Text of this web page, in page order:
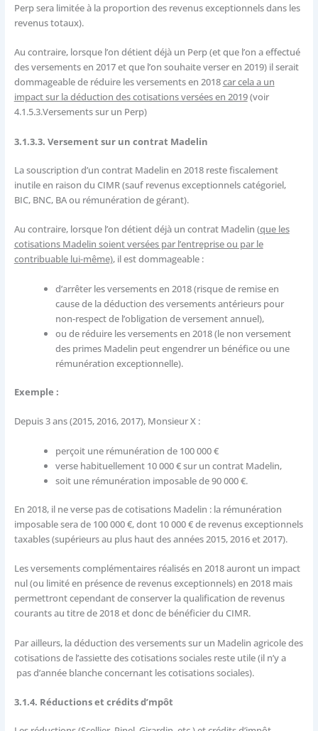
Perp sera limitée à la proportion des revenus exceptionnels dans les
revenus totaux).
Au contraire, lorsque l’on détient déjà un Perp (et que l’on a effectué
des versements en 2017 et que l’on souhaite verser en 2019) il serait
dommageable de réduire les versements en 2018car cela a un
impact sur la déduction des cotisations versées en 2019(voir
4.1.5.3.Versements sur un Perp)
3.1.3.3. Versement sur un contrat Madelin
La souscription d’un contrat Madelin en 2018 reste fiscalement
inutile en raison du CIMR (sauf revenus exceptionnels catégoriel,
BIC, BNC, BA ou rémunération de gérant).
Au contraire, lorsque l’on détient déjà un contrat Madelin (que les
cotisations Madelin soient versées par l’entreprise ou par le
contribuable lui-même), il est dommageable :
d’arrêter les versements en 2018 (risque de remise en
cause de la déduction des versements antérieurs pour
non-respect de l’obligation de versement annuel),
ou de réduire les versements en 2018 (le non versement
des primes Madelin peut engendrer un bénéfice ou une
rémunération exceptionnelle).
Exemple :
Depuis 3 ans (2015, 2016, 2017), Monsieur X :
perçoit une rémunération de 100 000 €
verse habituellement 10 000 € sur un contrat Madelin,
soit une rémunération imposable de 90 000 €.
En 2018, il ne verse pas de cotisations Madelin : la rémunération
imposable sera de 100 000 €, dont 10 000 € de revenus exceptionnels
taxables (supérieurs au plus haut des années 2015, 2016 et 2017).
Les versements complémentaires réalisés en 2018 auront un impact
nul (ou limité en présence de revenus exceptionnels) en 2018 mais
permettront cependant de conserver la qualification de revenus
courants au titre de 2018 et donc de bénéficier du CIMR.
Par ailleurs, la déduction des versements sur un Madelin agricole des
cotisations de l’assiette des cotisations sociales reste utile (il n’y a
pas d’année blanche concernant les cotisations sociales).
3.1.4. Réductions et crédits d’mpôt